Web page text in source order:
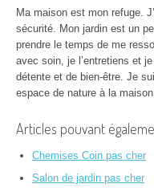
Ma maison est mon refuge.
sécurité. Mon jardin est un
prendre le temps de me
avec soin, je l’entretiens et
détente et de bien-être. Je
espace de nature à la
Articles pouvant
Chemises Coin pas cher
Salon de jardin pas cher